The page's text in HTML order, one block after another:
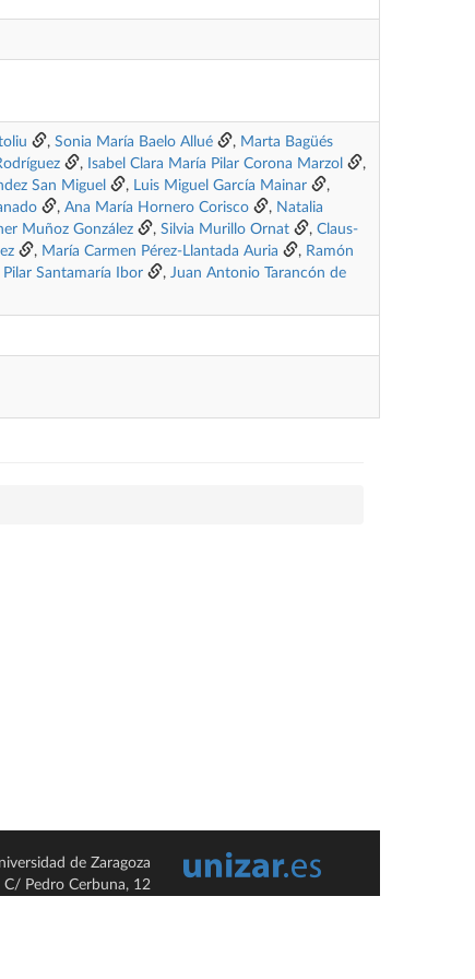
, Sonia María Baelo Allué , Marta Bagüés
, Isabel Clara María Pilar Corona Marzol
,
San Miguel , Luis Miguel García Mainar
,
, Ana María Hornero Corisco , Natalia
Muñoz González , Silvia Murillo Ornat , Claus-
, María Carmen Pérez-Llantada Auria , Ramón
Santamaría Ibor , Juan Antonio Tarancón de
de Zaragoza
C/ Pedro Cerbuna, 12